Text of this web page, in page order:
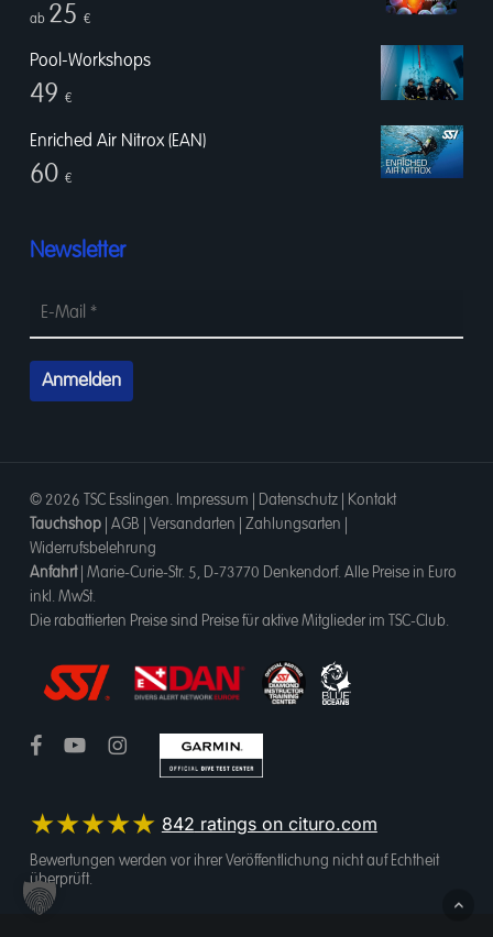
ab 25 €
Pool-Workshops
49 €
Enriched Air Nitrox (EAN)
60 €
Newsletter
© 2026 TSC Esslingen. Impressum Datenschutz| Kontakt
Tauchshop| AGB Versandarten Zahlungsarten
Widerrufsbelehrung
Anfahrt| Marie-Curie-Str. 5, D-73770 Denkendorf. Alle Preise in Euro
inkl. MwSt.
Die rabattierten Preise sind Preise für aktive Mitglieder im TSC-Club.
Tauchsportcenter Esslingen OHG
★★★★★
4.95out of 5 from
842 ratings on cituro.com
Bewertungen werden vor ihrer Veröffentlichung nicht auf Echtheit
überprüft.